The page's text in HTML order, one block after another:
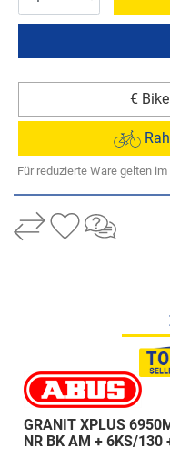
€
Für reduzierte Ware gelten
GRANIT XPLUS
NR BK AM + 6KS/130